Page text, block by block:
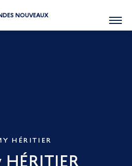
NOUVEAUX Menu
HÉRITIER